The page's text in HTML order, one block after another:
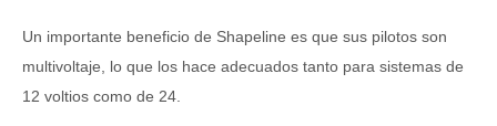
Un importante beneficio de Shapeline es que sus pilotos son
multivoltaje, lo que los hace adecuados tanto para sistemas de
12 voltios como de 24.